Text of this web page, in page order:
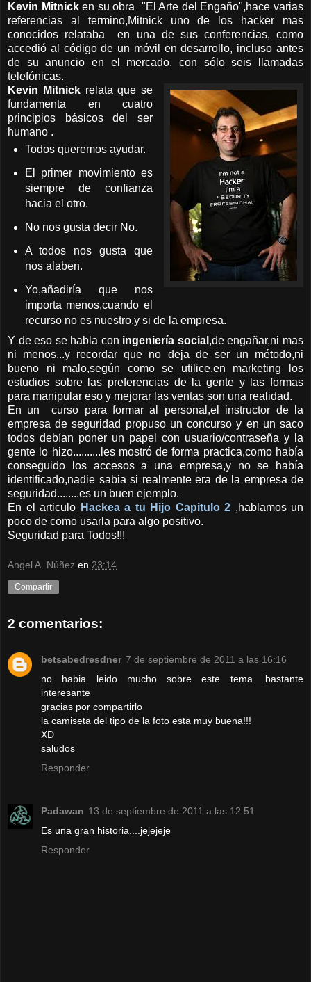
Kevin Mitnicken su obra "El Arte del Engaño",hace varias
referencias al termino,Mitnick uno de los hacker mas
conocidos relataba en una de sus conferencias, como
accedió al código de un móvil en desarrollo, incluso antes
de su anuncio en el mercado, con sólo seis llamadas
telefónicas.
Kevin Mitnickrelata que se
fundamenta en cuatro
principios básicos del ser
humano .
Todos queremos ayudar.
El primer movimiento es
siempre de confianza
hacia el otro.
No nos gusta decir No.
A todos nos gusta que
nos alaben.
Yo,añadiría que nos
importa menos,cuando el
recurso no es nuestro,y si de la empresa.
Y de eso se habla con ingeniería social ,de engañar,ni mas
ni menos...y recordar que no deja de ser un método,ni
bueno ni malo,según como se utilice,en marketing los
estudios sobre las preferencias de la gente y las formas
para manipular eso y mejorar las ventas son una realidad.
En un curso para formar al personal,el instructor de la
empresa de seguridad propuso un concurso y en un saco
todos debían poner un papel con usuario/contraseña y la
gente lo hizo..........les mostró de forma practica,como había
conseguido los accesos a una empresa,y no se había
identificado,nadie sabia si realmente era de la empresa de
seguridad........es un buen ejemplo.
En el articulo Hackea a tu Hijo Capitulo 2 ,hablamos un
poco de como usarla para algo positivo.
Seguridad para Todos!!!
Angel A. Núñez en 23:14
Compartir
2 comentarios:
betsabedresdner 7 de septiembre de 2011 a las 16:16
no habia leido mucho sobre este tema. bastante
interesante
gracias por compartirlo
la camiseta del tipo de la foto esta muy buena!!!
XD
saludos
Responder
Padawan 13 de septiembre de 2011 a las 12:51
Es una gran historia....jejejeje
Responder